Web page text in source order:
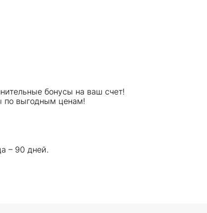
бонусы на ваш счет!
по выгодным ценам!
– 90 дней.